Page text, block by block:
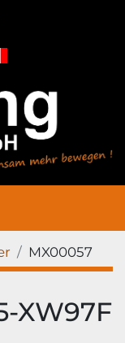
MX00057
XW97F